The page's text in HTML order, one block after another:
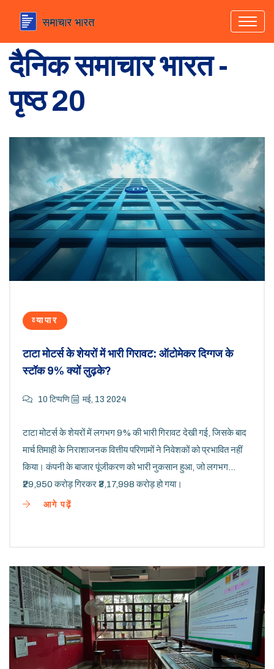
दैनिक समाचार भारत -
पृष्ठ 20
व्यापार
टाटा मोटर्स के शेयरों में भारी गिरावट: ऑटोमेकर दिग्गज के
स्टॉक 9% क्यों लुढ़के?
10 टिप्पणि मई, 13 2024
टाटा मोटर्स के शेयरों में लगभग 9% की भारी गिरावट देखी गई, जिसके बाद
मार्च तिमाही के निराशाजनक वित्तीय परिणामों ने निवेशकों को प्रभावित नहीं
किया। कंपनी के बाजार पूंजीकरण को भारी नुकसान हुआ, जो लगभग
₹29,950 करोड़ गिरकर ₹3,17,998 करोड़ हो गया।
आगे पढ़ें